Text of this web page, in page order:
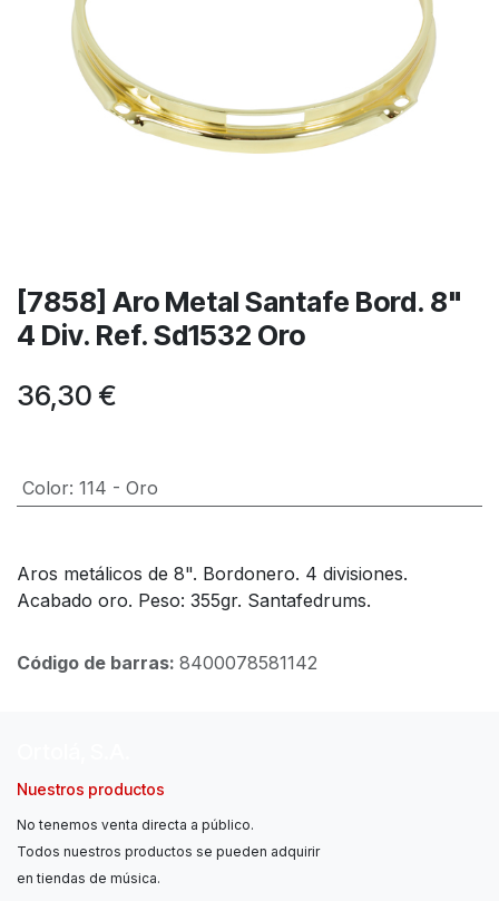
[7858] Aro Metal Santafe Bord. 8"
4 Div. Ref. Sd1532 Oro
36,30 €
Color: 114 - Oro
Aros metálicos de 8". Bordonero. 4 divisiones.
Acabado oro. Peso: 355gr. Santafedrums.
Código de barras: 8400078581142
Nuestros productos
No tenemos venta directa a público.
Todos nuestros productos se pueden adquirir
en tiendas de música.